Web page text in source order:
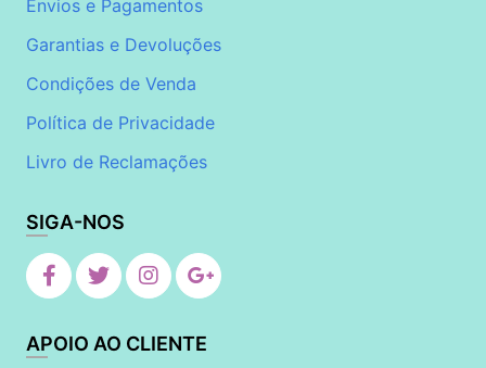
Envios e Pagamentos
Garantias e Devoluções
Condições de Venda
Política de Privacidade
Livro de Reclamações
SIGA-NOS
APOIO AO CLIENTE